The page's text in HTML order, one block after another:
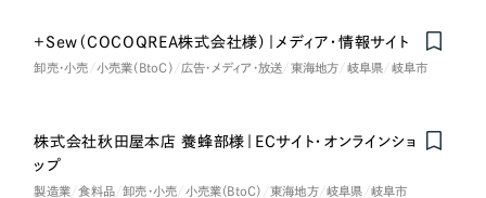
+Sew（COCOQREA株式会社様）｜メディア・情報サイト
卸売・小売 小売業（BtoC） 広告・メディア・放送 東海地方 岐阜県 岐阜市
株式会社秋田屋本店 養蜂部様｜ECサイト・オンラインショ
ップ
製造業 食料品 卸売・小売 小売業（BtoC） 東海地方 岐阜県 岐阜市